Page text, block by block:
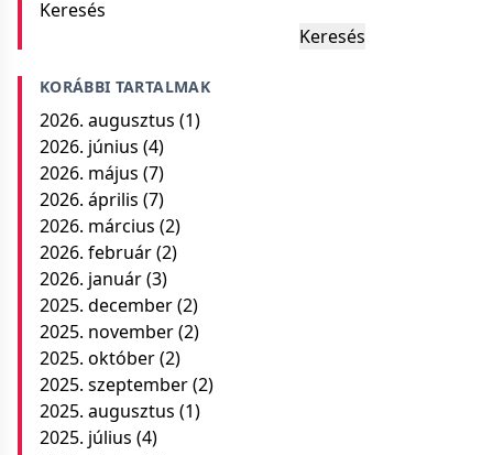
Keresés
Keresés
KORÁBBI TARTALMAK
2026. augusztus (1)
2026. június (4)
2026. május (7)
2026. április (7)
2026. március (2)
2026. február(2)
2026. január(3)
2025. december(2)
2025. november(2)
2025. október(2)
2025. szeptember(2)
2025. augusztus (1)
2025. július (4)